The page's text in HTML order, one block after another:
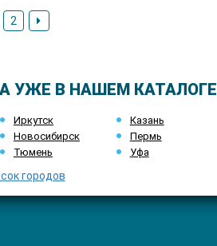
2
УЖЕ В НАШЕМ КАТАЛОГЕ
Иркутск Казань
Новосибирск Пермь
Тюмень Уфа
городов